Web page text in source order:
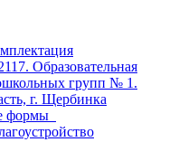
Образовательная
групп № 1.
г. Щербинка
формы